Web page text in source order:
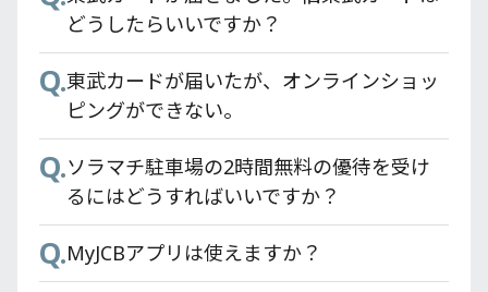
か？
Q.東武カードゴールドのメリットは何です
か？
Q.東武カードVIPの招待条件は何ですか？
Q. 過去に一体型PASMOを推奨しておきなが
ら、なぜやめてしまうのですか？
Q. 東武カードにはPASMOが付いておらず、別
のPASMOが必要とのことだが、どうしたら
よいか？
Q.東京スカイツリー® 東武カードPASMOの
解約手続きは必須ですか？
Q. 東武カードアプリが強制終了してしまいま
す。
Q. 東武カードアプリのアップデートが正常に
完了されません。
Q. 誤って東武カードアプリをアンインストー
ルしてしまいましたが、大丈夫ですか？
Q.カードのグレードを変更した際に東武カー
どうしたらいいですか？
Q.東武カードが届いたが、オンラインショッ
ピングができない。
Q.ソラマチ駐車場の2時間無料の優待を受け
るにはどうすればいいですか？
Q.MyJCBアプリは使えますか？